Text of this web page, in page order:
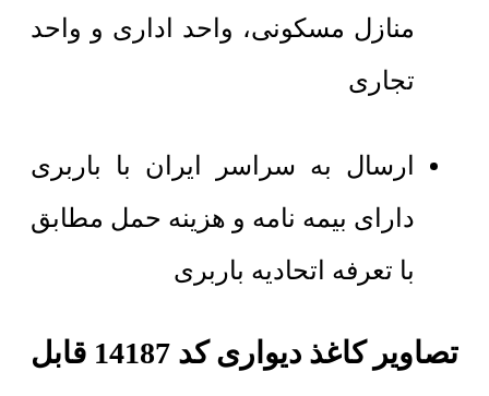
منازل مسکونی، واحد اداری و واحد
تجاری
ارسال به سراسر ایران با باربری
دارای بیمه نامه و هزینه حمل مطابق
با تعرفه اتحادیه باربری
تصاویر کاغذ دیواری کد 14187 قابل